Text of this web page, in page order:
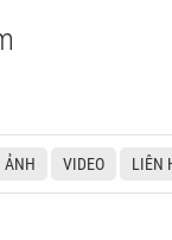
ẢNH VIDEO LIÊN